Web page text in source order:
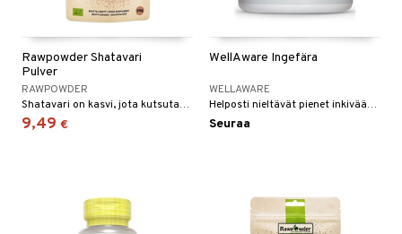
Rawpowder Shatavari
Pulver
RAWPOWDER
Shatavari on kasvi, jota kutsutaan myös villiparsaksi.
9,49 €
WellAware Ingefära
WELLAWARE
Helposti nieltävät pienet inkiväärikapselit sisältävät useita vitamiineja, kivennäisaineita ja muita ravintoaineita.
Seuraa